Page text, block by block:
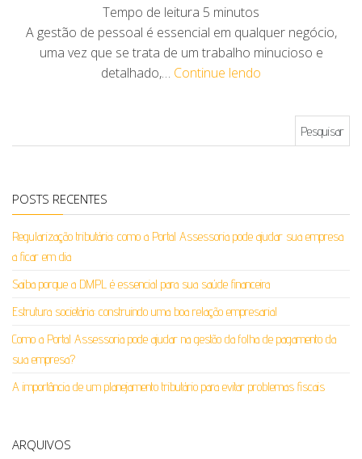
Tempo de leitura 5 minutos
A gestão de pessoal é essencial em qualquer negócio,
uma vez que se trata de um trabalho minucioso e
detalhado,… Continue lendo
POSTS RECENTES
Regularização tributária: como a Portal Assessoria pode ajudar sua empresa
a ficar em dia
Saiba porque a DMPL é essencial para sua saúde financeira
Estrutura societária: construindo uma boa relação empresarial
Como a Portal Assessoria pode ajudar na gestão da folha de pagamento da
sua empresa?
A importância de um planejamento tributário para evitar problemas fiscais
ARQUIVOS